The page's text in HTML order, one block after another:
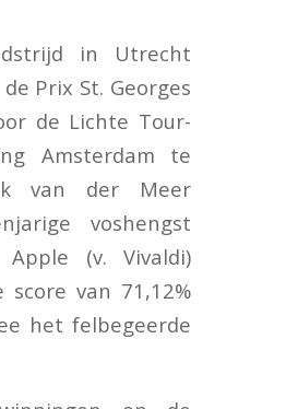
in Utrecht
Prix St. Georges
de Lichte Tour-
Amsterdam te
van der Meer
voshengst
Apple (v. Vivaldi)
van 71,12%
het felbegeerde